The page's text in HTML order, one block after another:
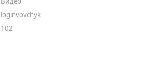
loginvovchyk
102